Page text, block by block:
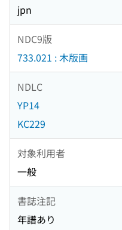
jpn
NDC9版
733.021 : 木版画
NDLC
YP14
KC229
対象利用者
一般
書誌注記
年譜あり